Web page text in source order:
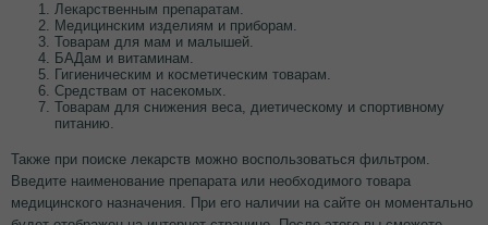
Лекарственным препаратам.
Медицинским изделиям и приборам.
Товарам для мам и малышей.
БАДам и витаминам.
Гигиеническим и косметическим товарам.
Средствам от насекомых.
Товарам для снижения веса, диетическому и спортивному
питанию.
Также при поиске лекарств можно воспользоваться фильтром.
Введите наименование препарата или необходимого товара
медицинского назначения. При его наличии на сайте он моментально